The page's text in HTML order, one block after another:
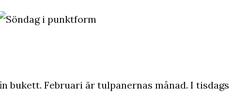
bukett. Februari är tulpanernas månad. I tisdags